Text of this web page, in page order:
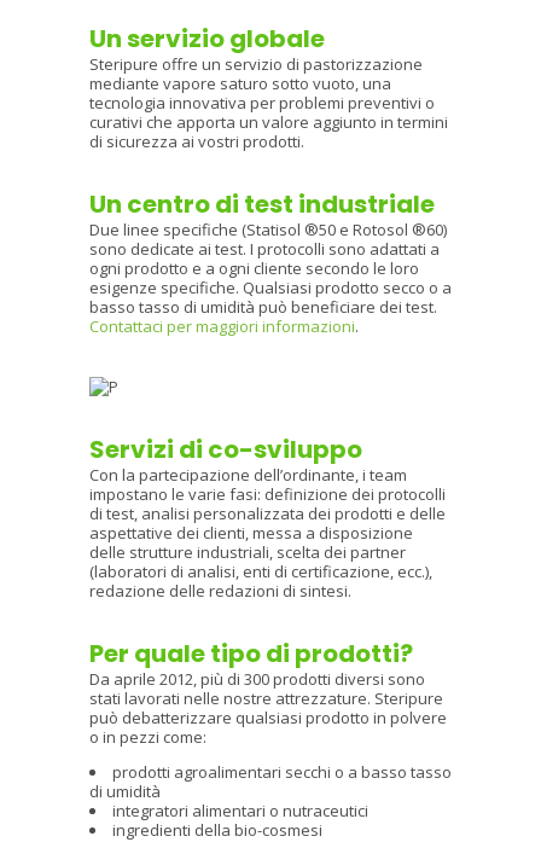
Un servizio globale
Steripure offre un servizio di pastorizzazione
mediante vapore saturo sotto vuoto, una
tecnologia innovativa per problemi preventivi o
curativi che apporta un valore aggiunto in termini
di sicurezza ai vostri prodotti.
Un centro di test industriale
Due linee specifiche (Statisol ®50 e Rotosol ®60)
sono dedicate ai test. I protocolli sono adattati a
ogni prodotto e a ogni cliente secondo le loro
esigenze specifiche. Qualsiasi prodotto secco o a
basso tasso di umidità può beneficiare dei test.
Contattaci per maggiori informazioni.
Servizi di co-sviluppo
Con la partecipazione dell’ordinante, i team
impostano le varie fasi: definizione dei protocolli
di test, analisi personalizzata dei prodotti e delle
aspettative dei clienti, messa a disposizione
delle strutture industriali, scelta dei partner
(laboratori di analisi, enti di certificazione, ecc.),
redazione delle redazioni di sintesi.
Per quale tipo di prodotti?
Da aprile 2012, più di 300 prodotti diversi sono
stati lavorati nelle nostre attrezzature. Steripure
può debatterizzare qualsiasi prodotto in polvere
o in pezzi come:
prodotti agroalimentari secchi o a basso tasso
di umidità
integratori alimentari o nutraceutici
ingredienti della bio-cosmesi